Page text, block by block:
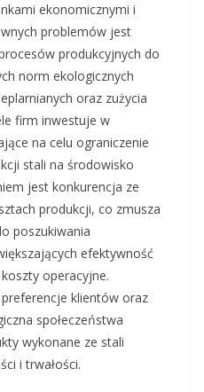
ekonomicznymi i
problemów jest
produkcyjnych do
norm ekologicznych
oraz zużycia
firm inwestuje w
na celu ograniczenie
stali na środowisko
jest konkurencja ze
produkcji, co zmusza
poszukiwania
efektywność
operacyjne.
klientów oraz
społeczeństwa
wykonane ze stali
i trwałości.